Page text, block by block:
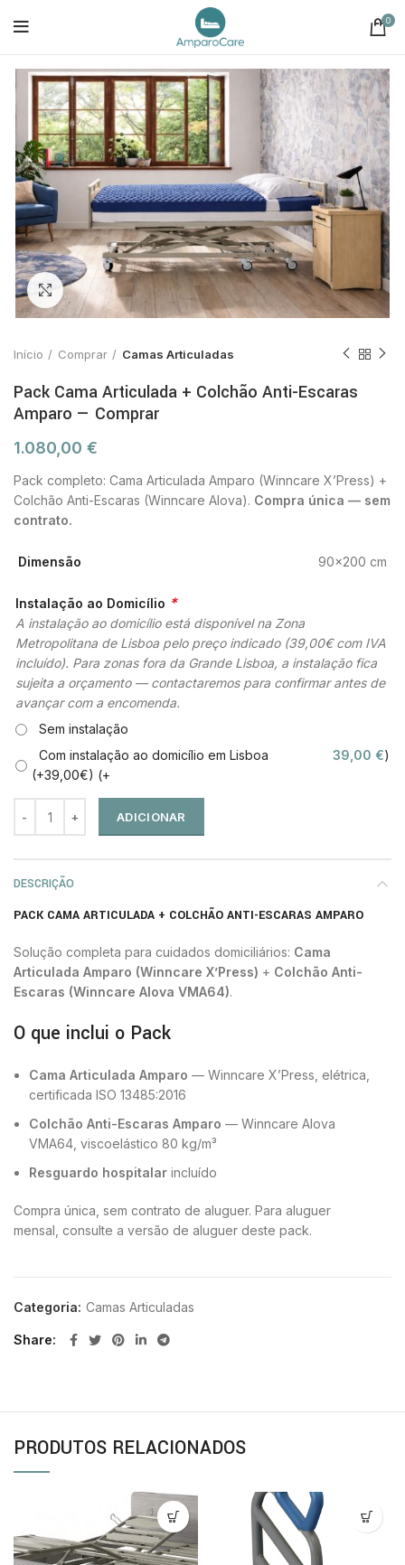
0
Click to enlarge
Início Comprar Camas Articuladas
Pack Cama Articulada + Colchão Anti-Escaras
Amparo — Comprar
1.080,00 €
Pack completo: Cama Articulada Amparo (Winncare X’Press) +
Colchão Anti-Escaras (Winncare Alova). Compra única — sem
contrato.
Dimensão 90×200 cm
Instalação ao Domicílio *
A instalação ao domicílio está disponível na Zona
Metropolitana de Lisboa pelo preço indicado (39,00€ com IVA
incluído). Para zonas fora da Grande Lisboa, a instalação fica
sujeita a orçamento — contactaremos para confirmar antes de
avançar com a encomenda.
Sem instalação
Com instalação ao domicílio em Lisboa
(+39,00€) (+
39,00 €)
ADICIONAR
DESCRIÇÃO
PACK CAMA ARTICULADA + COLCHÃO ANTI-ESCARAS AMPARO
Solução completa para cuidados domiciliários: Cama
Articulada Amparo (Winncare X’Press) + Colchão Anti-
Escaras (Winncare Alova VMA64).
O que inclui o Pack
Cama Articulada Amparo — Winncare X’Press, elétrica,
certificada ISO 13485:2016
Colchão Anti-Escaras Amparo — Winncare Alova
VMA64, viscoelástico 80 kg/m³
Resguardo hospitalar incluído
Compra única, sem contrato de aluguer. Para aluguer
mensal, consulte a versão de aluguer deste pack.
Categoria: Camas Articuladas
Share
PRODUTOS RELACIONADOS